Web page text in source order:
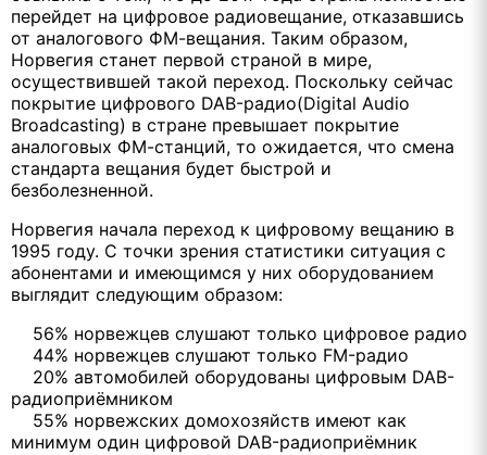
перейдет на цифровое радиовещание, отказавшись
от аналогового ФМ-вещания. Таким образом,
Норвегия станет первой страной в мире,
осуществившей такой переход. Поскольку сейчас
покрытие цифрового DAB-радио(Digital Audio
Broadcasting) в стране превышает покрытие
аналоговых ФМ-станций, то ожидается, что смена
стандарта вещания будет быстрой и
безболезненной.
Норвегия начала переход к цифровому вещанию в
1995 году. С точки зрения статистики ситуация с
абонентами и имеющимся у них оборудованием
выглядит следующим образом:
56% норвежцев слушают только цифровое радио
44% норвежцев слушают только FM-радио
20% автомобилей оборудованы цифровым DAB-
радиоприёмником
55% норвежских домохозяйств имеют как
минимум один цифровой DAB-радиоприёмник